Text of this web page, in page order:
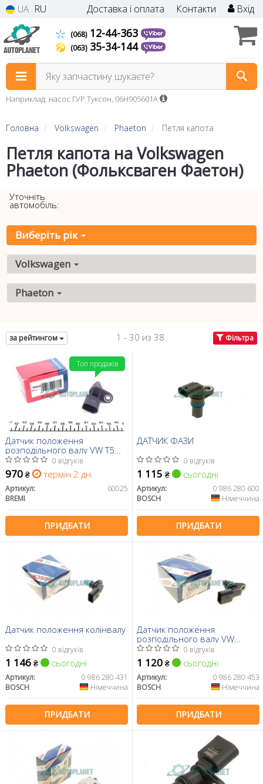
UA RU Доставка і оплата Контакти Вхід
(068)12-44-363
(063)35-34-144
Яку запчастину шукаєте?
Наприклад: насос ГУР Туксон, 06H905601A
Головна Volkswagen Phaeton Петля капота
Петля капота на Volkswagen
Phaeton (Фольксваген Фаетон)
Уточніть
автомобіль:
Виберіть рік
Volkswagen
Phaeton
за рейтингом 1 - 30 из 38 Фільтра
Датчик положення
розподільного валу VW T5
2.5TDI 03-090 відгуків
970 ₴ термін 2 дн.
Артикул:
60025
BREMI
ПРИДБАТИ
Топ продажів
ДАТЧИК ФАЗИ
0 відгуків
1 115 ₴ сьогодні
Артикул:
0 986 280 600
BOSCH
Німеччина
ПРИДБАТИ
Датчик положення колінвалу
0 відгуків
1 146 ₴ сьогодні
Артикул:
0 986 280 431
BOSCH
Німеччина
ПРИДБАТИ
Датчик положення
розподільного валу VW
Caddy II 1.4 95-04/Caddy III
1.2TSI 95-
0 відгуків
1 120 ₴ сьогодні
Артикул:
0 986 280 453
BOSCH
Німеччина
ПРИДБАТИ